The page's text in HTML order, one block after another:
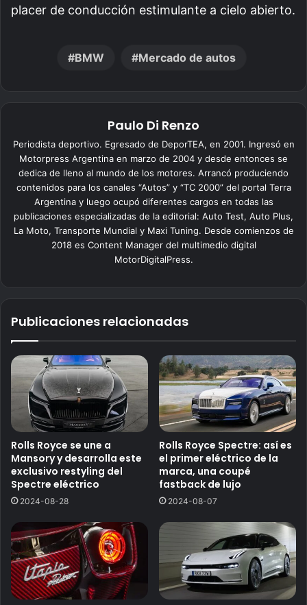
placer de conducción estimulante a cielo abierto.
BMW Mercado de autos
Paulo Di Renzo
Periodista deportivo. Egresado de DeporTEA, en 2001. Ingresó en
Motorpress Argentina en marzo de 2004 y desde entonces se
dedica de lleno al mundo de los motores. Arrancó produciendo
contenidos para los canales “Autos” y “TC 2000” del portal Terra
Argentina y luego ocupó diferentes cargos en todas las
publicaciones especializadas de la editorial: Auto Test, Auto Plus,
La Moto, Transporte Mundial y Maxi Tuning. Desde comienzos de
2018 es Content Manager del multimedio digital
MotorDigitalPress.
Publicaciones relacionadas
Rolls Royce se une a
Mansory y desarrolla este
exclusivo restyling del
Spectre eléctrico
2024-08-28
Rolls Royce Spectre: así es
el primer eléctrico de la
marca, una coupé
fastback de lujo
2024-08-07